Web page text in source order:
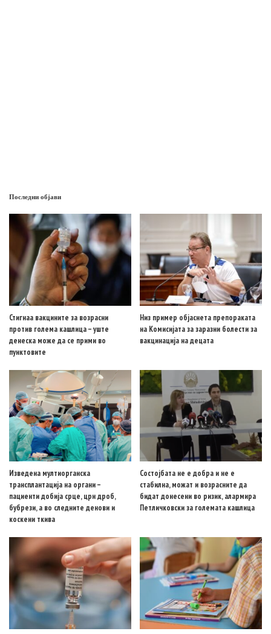
Последни објави
Стигнаа вакцините за возрасни
против голема кашлица – уште
денеска може да се прими во
пунктовите
Низ пример објаснета препораката
на Комисијата за заразни болести за
вакцинација на децата
Изведена мултиорганска
трансплантација на органи –
пациенти добија срце, црн дроб,
бубрези, а во следните денови и
коскени ткива
Состојбата не е добра и не е
стабилна, можат и возрасните да
бидат донесени во ризик, алармира
Петличковски за големата кашлица